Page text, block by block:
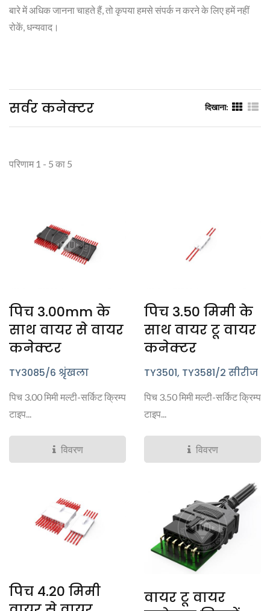
बारे में अधिक जानना चाहते हैं, तो कृपया हमसे संपर्क न करने के लिए हमें नहीं
रोकें, धन्यवाद।
सर्वर कनेक्टर दिखाना:
परिणाम 1 - 5 का 5
पिच 3.00mm के
साथ वायर से वायर
कनेक्टर
TY3085/6 श्रृंखला
पिच 3.00 मिमी मल्टी-सर्किट क्रिम्प
टाइप...
विवरण
पिच 3.50 मिमी के
साथ वायर टू वायर
कनेक्टर
TY3501, TY3581/2 सीरीज
पिच 3.50 मिमी मल्टी-सर्किट क्रिम्प
टाइप...
विवरण
पिच 4.20 मिमी
वायर टू वायर